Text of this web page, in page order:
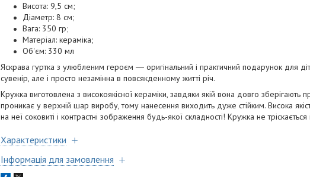
Висота: 9,5 см;
Діаметр: 8 см;
Вага: 350 гр;
Матеріал: кераміка;
Об'єм: 330 мл
Яскрава гуртка з улюбленим героєм ― оригінальний і практичний подарунок для
сувенір, але і просто незамінна в повсякденному житті річ.
Кружка виготовлена з високоякісної кераміки, завдяки якій вона довго зберігають
проникає у верхній шар виробу, тому нанесення виходить дуже стійким. Висока
на неї соковиті і контрастні зображення будь-якої складності! Кружка не
Характеристики
Інформація для замовлення